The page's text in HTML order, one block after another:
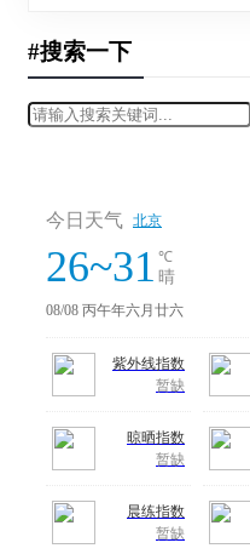
#搜索一下